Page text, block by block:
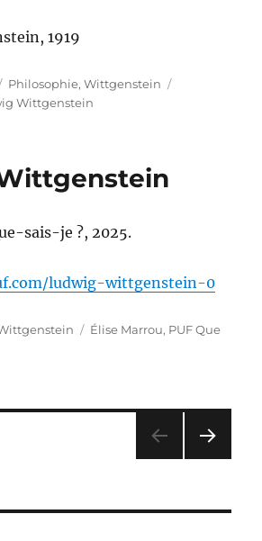
1919
Catégories
Philosophie,Wittgenstein
Wittgenstein
sais-je ?, 2025.
ludwig-wittgenstein-0
Étiquettes
Élise Marrou, PUF Que
ANT